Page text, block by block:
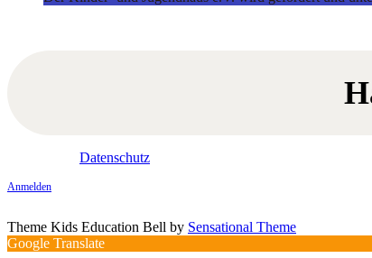
Datenschutz
Anmelden
Theme Kids Education Bell by Sensational Theme
Google Translate